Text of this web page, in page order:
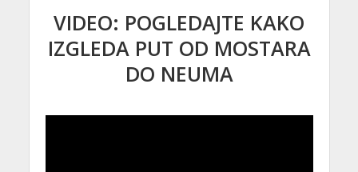
VIDEO: POGLEDAJTE KAKO
IZGLEDA PUT OD MOSTARA
DO NEUMA